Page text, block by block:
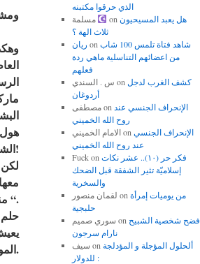
الشرعية!
منسجماً مع التقوقع الرأسمالي. وعندها ينفجر الوضع، وتدق ساعة الملكية الخاصة الرأسمالية “.
الموضوعية والذاتية لتحقيق هدفهم.
الذي حرقوا مكتبنه
مسلمة
onهل يعبد المسيحيون
ثلاث الهة ؟
ريان on شاهد فتاة تلمس 100 شاب
من اعضائهم التناسلية ماهي ردة
فعلهم
س . السندي on كشف الغرب لدجل
أردوغان
مصطفىon الإنحراف الجنسي عند
روح الله الخميني
الامام الخمينيon الإنحراف الجنسي
عند روح الله الخميني
Fuckon فكر حر (١٠).. عشر نكات
إسلاميّة تثير الشفقة قبل الضحك
والسخرية
لقمان منصور on من يوميات إمرأة
حلبجية
سوري صميم on فضح شخصية الشبيح
نارام سرجون
سيف on ألحلول المؤجلة و المؤدلجة
للدولار :